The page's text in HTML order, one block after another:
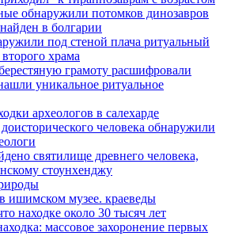
обнаружили потомков динозавров
в болгарии
под стеной плача ритуальный
храма
грамоту расшифровали
уникальное ритуальное
археологов в салехарде
человека обнаружили
святилище древнего человека,
стоунхенджу
ишимском музее. краеведы
находке около 30 тысяч лет
массовое захоронение первых